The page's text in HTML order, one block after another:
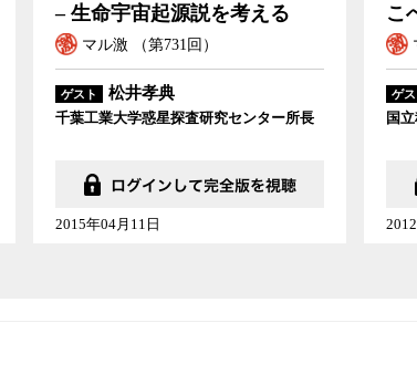
– 生命宇宙起源説を考える
マル激 （第731回）
ゲスト 松井孝典
千葉工業大学惑星探査研究センター所長
2015年04月11日
こ
ゲス
国